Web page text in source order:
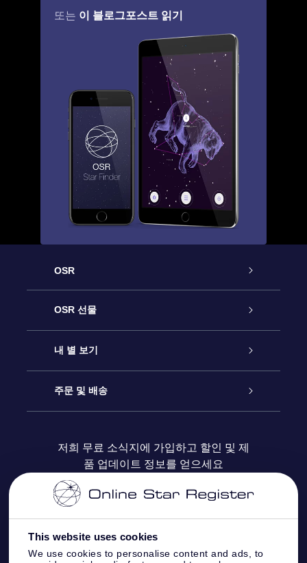
This website uses cookies
We use cookies to personalise content and ads, to
또는 이 블로그포스트 읽기
OSR
고객 서비스
연락처
블로그
OSR 선물
온라인 별 선물
OSR 선물 팩
OSR 상품권
기업 선물
내 별 보기
Star Register
맞춤 별 페이지
One Million Stars
주문 및 배송
결제 정보
배송 정보
환불 정책
저희 무료 소식지에 가입하고 할인 및 제
품 업데이트 정보를 얻으세요